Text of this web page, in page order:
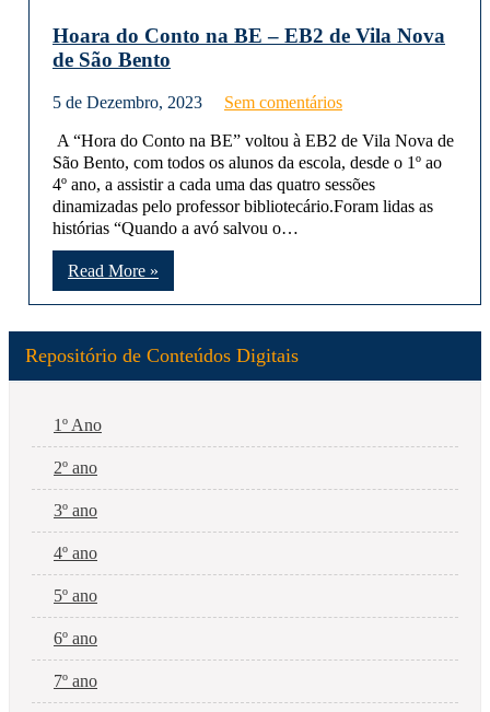
Hoara do Conto na BE – EB2 de Vila Nova
de São Bento
5 de Dezembro, 2023 Sem comentários
A “Hora do Conto na BE” voltou à EB2 de Vila Nova de
São Bento, com todos os alunos da escola, desde o 1º ao
4º ano, a assistir a cada uma das quatro sessões
dinamizadas pelo professor bibliotecário.Foram lidas as
histórias “Quando a avó salvou o…
Read More »
Repositório de Conteúdos Digitais
1º Ano
2º ano
3º ano
4º ano
5º ano
6º ano
7º ano